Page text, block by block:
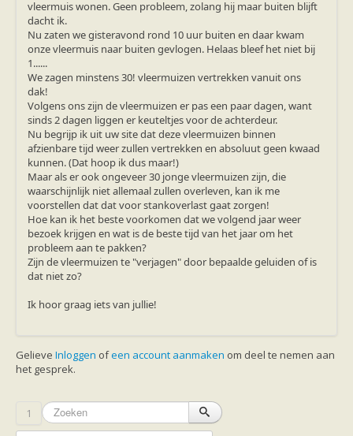
vleermuis wonen. Geen probleem, zolang hij maar buiten blijft
dacht ik.
Nu zaten we gisteravond rond 10 uur buiten en daar kwam
onze vleermuis naar buiten gevlogen. Helaas bleef het niet bij
1......
We zagen minstens 30! vleermuizen vertrekken vanuit ons
dak!
Volgens ons zijn de vleermuizen er pas een paar dagen, want
sinds 2 dagen liggen er keuteltjes voor de achterdeur.
Nu begrijp ik uit uw site dat deze vleermuizen binnen
afzienbare tijd weer zullen vertrekken en absoluut geen kwaad
kunnen. (Dat hoop ik dus maar!)
Maar als er ook ongeveer 30 jonge vleermuizen zijn, die
waarschijnlijk niet allemaal zullen overleven, kan ik me
voorstellen dat dat voor stankoverlast gaat zorgen!
Hoe kan ik het beste voorkomen dat we volgend jaar weer
bezoek krijgen en wat is de beste tijd van het jaar om het
probleem aan te pakken?
Zijn de vleermuizen te "verjagen" door bepaalde geluiden of is
dat niet zo?
Ik hoor graag iets van jullie!
Gelieve Inloggen ofeen account aanmaken om deel te nemen aan
het gesprek.
1